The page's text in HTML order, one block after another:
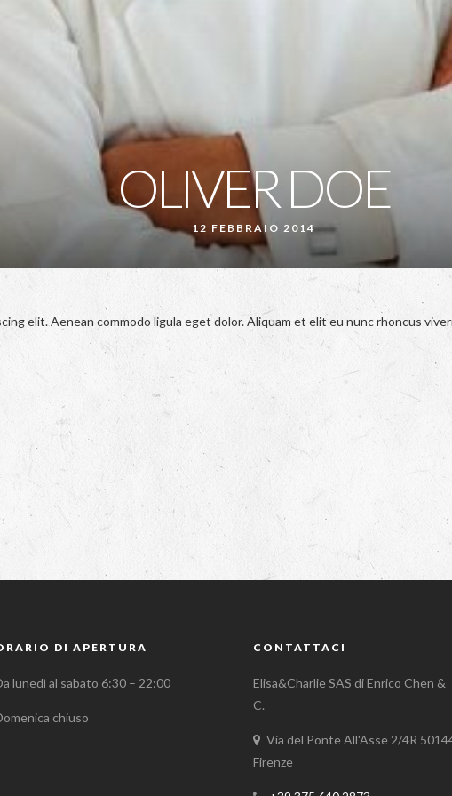
OLIVER DOE
12 FEBBRAIO 2014
elit. Aenean commodo ligula eget dolor. Aliquam et elit eu nunc rhoncus
DI APERTURA
lunedì al sabato 6:30 – 22:00
chiuso
CONTATTACI
Elisa&Charlie SAS di Enrico Chen &
C.
Via del Ponte All'Asse 2/4R
Firenze